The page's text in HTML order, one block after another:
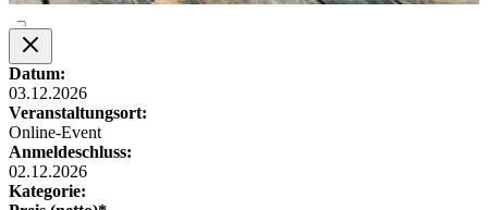
Datum:
03.12.2026
Veranstaltungsort:
Online-Event
Anmeldeschluss:
02.12.2026
Kategorie: